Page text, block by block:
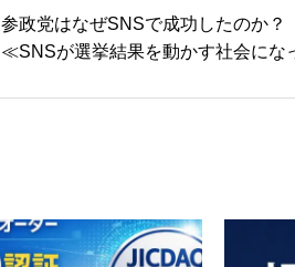
参政党はなぜSNSで成功したのか？
≪SNSが選挙結果を動かす社会にな